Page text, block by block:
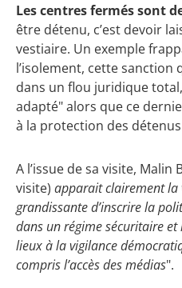
Les centres fermés sont
être détenu, c’est devoir
vestiaire. Un exemple
l’isolement, cette sanction
dans un flou juridique
adapté" alors que ce
à la protection des
A l’issue de sa visite,
visite) apparait clairement
grandissante d’inscrire la
dans un régime sécuritaire et
lieux à la vigilance
compris l’accès des médias".